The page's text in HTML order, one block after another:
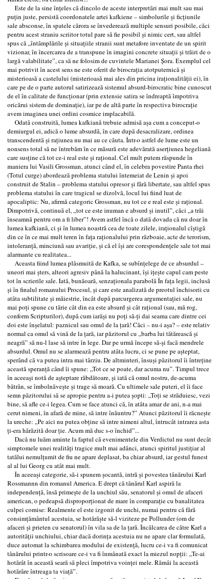
Este de la sine înţeles că dincolo de aceste interpretări mai mult sau mai
puţin juste, persistă coordonatele artei kafkiene – simbolurile şi ficţiunile
sale absconse, în spatele cărora se învederează multiple sensuri posibile, căci
pentru acest straniu scriitor totul pare să fie posibil şi nimic cert, sau altfel
spus că „întâmplările şi situaţiile stranii sunt metafore inventate de un spirit
vizionar, în încercarea de a transpune în imagini concrete situaţii şi trăiri de o
largă valabilitate”, ca să ne folosim de cuvintele Marianei Şora. Exemplul cel
mai potrivit în acest sens ne este oferit de birocraţia atotputernică şi
misterioasă a castelului (misterioasă mai ales din pricina iraţionalităţii ei), în
care pe de o parte autorul satirizează sistemul absurd-birocratic bine cunoscut
de el în calitate de funcţionar (prin extensie satira se îndreaptă împotriva
oricărui sistem de dominaţie), iar pe de altă parte în respectiva birocraţie
avem imaginea unei ordini cosmice implacabilă.
Odată construită, lumea kafkiană trebuie admisă aşa cum a conceput-o
demiurgul ei, adică o lume absurdă, în care după desacralizare, ordinea
transcendentă şi raţiunea nu mai au ce căuta. Într-o astfel de lume este un
nonsens total să ne întrebăm în ce măsură este adevărată aserţiunea hegeliană
care susţine că tot ce-i real este şi raţional. Cel mult putem răspunde în
maniera lui Vasili Grossman, atunci când el, în celebra povestire Panta rhei
(Totul curge) abordează problema statului întemeiat de Lenin şi apoi
construit de Stalin – problema statului opresor şi fără libertate, sau altfel spus
problema statului în care tragicul se dizolvă, locul lui fiind luat de
apocaliptic: Nu, afirmă categoric Grossman, nu tot ce e real este şi raţional.
Dimpotrivă, continuă el, „tot ce este inuman e absurd şi inutil”, căci „a trăi
înseamnă pentru om a fi liber”! Avem astfel încă o dată dovada că nu doar în
lumea kafkiană, ci şi în lumea noastră cea de toate zilele, iraţionalul cîştigă
din ce în ce mai mult teren în faţa raţionalului prin războaie, acte de terorism,
intoleranţă, minciună sau avariţie, şi că el îşi are corespondenţele sale tot mai
alarmante cu realitatea...
Aceasta fiind lumea plăsmuită de Kafka, se subînţelege de ce absurdul –
uneori mai şters, alteori agresiv până la halucinant, îşi iţeşte capul cam peste
tot în scrierile sale. Iată, bunăoară, senzaţionala parabolă În faţa legii, inclusă
şi în finalul romanului Procesul, şi care este analizată de preotul închisorii cu
atâta subtilitate şi măiestrie, încât după parcurgerea argumentaţiei sale, nu
mai poţi spune cu tărie cât din ea este absurd şi cât raţional (sau, mă rog,
conform Scripturilor), după cum iarăşi nu poţi să-ţi dai seama care dintre cei
doi este înşelatul: paznicul sau omul de la ţară! Căci – nu-i aşa? – este relativ
normal ca omul să vină de la ţară, iar păzitorul cu „barba lui tătărească şi
neagră” să nu-l lase să intre în lege. Dar pe urmă începe să-şi facă mendrele
absurdul. Omul nu se alarmează pentru atâta lucru, ci se pune pe aşteptat,
sperând că va putea intra mai târziu. De altminteri, însuşi păzitorul îi întreţine
această speranţă când îi spune: „Tot ce se poate, dar acuma nu”. Timpul trece
în aceeaşi notă de aşteptare răbdătoare, şi iată că omul nostru, de-acuma
bătrân, se îmbolnăveşte şi trage să moară. Cu ultimele sale puteri, el îi face
semn păzitorului să se apropie pentru a-i putea şopti: „Toţi se străduiesc, vezi
bine, să afle ce-i legea. Cum se face atunci că, în atâta amar de ani, n-a mai
cerut nimeni, în afară de mine, să intre înăuntru?” Atunci păzitorul îi răcneşte
la ureche: „Pe aici nu putea obţine să intre nimeni altul, întrucât intrarea asta
ţi-era hărăzită doar ţie. Acum mă duc s-o închid”...
Dacă nu luăm aminte la faptul că evenimentele din Verdictul nu sunt decât
simptomele unei realităţi tragice mult mai adânci, atunci spiritul justiţiar al
tatălui nemulţumit de fiu ne apare deplasat, ba chiar absurd, iar gestul funest
al al lui Georg cu atât mai mult.
În aceeaşi categorie, să-i spunem şocantă, intră şi povestea tânărului Karl
Rossmannn din romanul America. E drept că tânărul Karl aspiră la
independenţă, însă primeşte de la unchiul său, senatorul şi omul de afaceri
american, o pedeapsă disproporţionat de mare în comparaţie cu banalitatea
culpei comise: Realmente el este izgonit de unchi, numai pentru că fără
consimţământul acestuia, se hotărăşte să-l viziteze pe Pollunder (om de
afaceri şi prieten cu senatorul) în vila sa de la ţară. Încălcarea de către Karl a
autorităţii unchiului, chiar dacă dorinţa acestuia nu ne apare clar formulată,
duce automat la schimbarea modului de existenţă, lucru ce-i va fi comunicat
tânărului printr-o scrisoare ce-i va fi înmânată exact la miezul nopţii: „Te-ai
hotărât în această seară să pleci împotriva voinţei mele. Rămâi la această
hotărâre întreaga ta viaţă”.